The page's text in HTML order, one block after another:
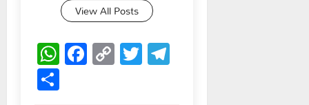
View All Posts
WhatsApp
Facebook
Copy
Link
Twitter